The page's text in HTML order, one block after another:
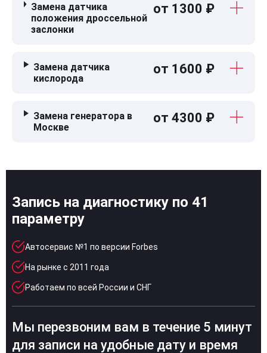
Замена датчика
положения дроссельной
заслонки
от 1300 ₽
Замена датчика
кислорода
от 1600 ₽
Замена генератора в
Москве
от 4300 ₽
Запись на диагностику по 41
параметру
Автосервис №1 по версии Forbes
На рынке с 2011 года
Работаем по всей России и СНГ
Мы перезвоним вам в течение 5 минут
для записи на удобные дату и время